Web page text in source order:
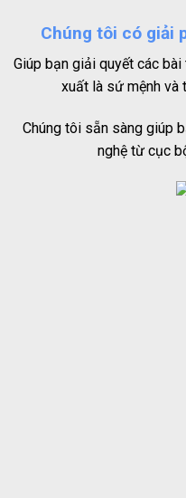
Chúng tôi có giải
Giúp bạn giải quyết các
xuất là sứ mệnh và
Chúng tôi sẵn sàng giúp
nghệ từ cục